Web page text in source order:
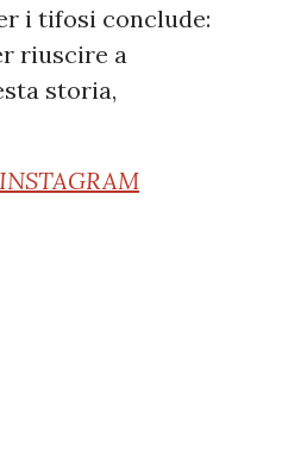
i tifosi conclude:
riuscire a
storia,
INSTAGRAM